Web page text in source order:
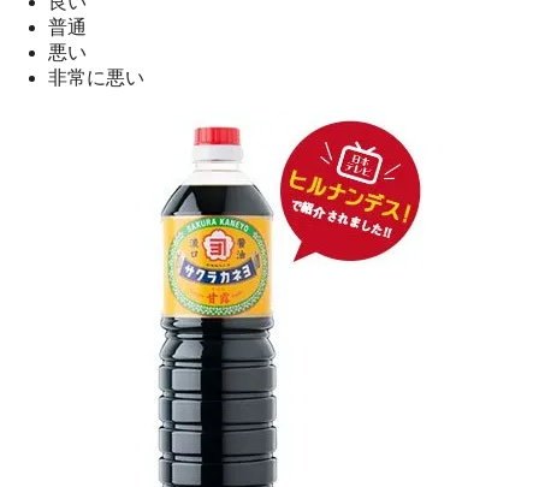
普通
悪い
非常に悪い